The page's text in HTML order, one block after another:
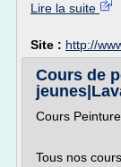
Lire la suite
Site : http://
Cours de
Cours
Tous nos